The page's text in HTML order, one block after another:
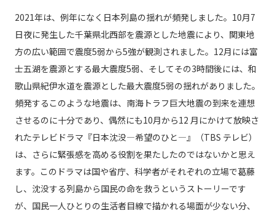
2021年は、例年になく日本列島の揺れが頻発しました。10月7
日夜に発生した千葉県北西部を震源とした地震により、関東地
方の広い範囲で震度5弱から5強が観測されました。12月には富
士五湖を震源とする最大震度5弱、そしてその3時間後には、和
歌山県紀伊水道を震源とした最大震度5弱の揺れがありました。
頻発するこのような地震は、南海トラフ巨大地震の到来を連想
させるのに十分であり、偶然にも10月から12 月にかけて放映さ
れたテレビドラマ『日本沈没―希望のひと―』（TBS テレビ）
は、さらに緊張感を高める役割を果たしたのではないかと思え
ます。このドラマは国や省庁、科学者がそれぞれの立場で葛藤
し、沈没する列島から国民の命を救うというストーリーです
が、国民一人ひとりの生活者目線で描かれる場面が少ない分、